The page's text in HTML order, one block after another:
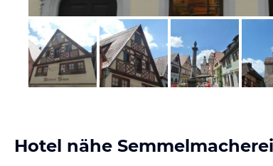
Bild melden
von Heidelore
Hotel nähe